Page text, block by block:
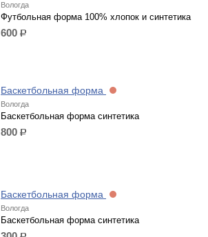
Вологда
Футбольная форма 100% хлопок и синтетика
600 р.
Баскетбольная форма
Вологда
Баскетбольная форма синтетика
800 р.
Баскетбольная форма
Вологда
Баскетбольная форма синтетика